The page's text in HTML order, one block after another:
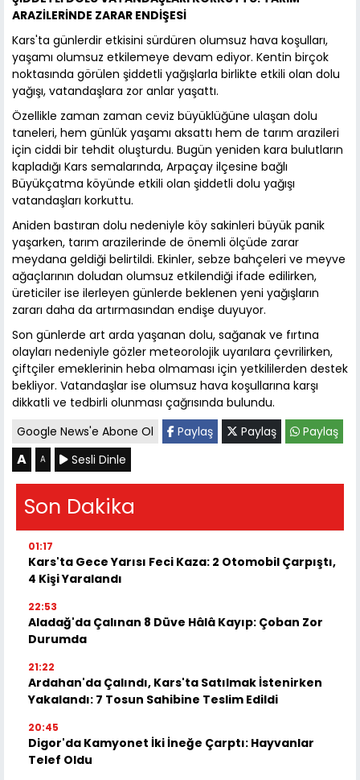
ARAZİLERİNDE ZARAR ENDİŞESİ
Kars'ta günlerdir etkisini sürdüren olumsuz hava koşulları,
yaşamı olumsuz etkilemeye devam ediyor. Kentin birçok
noktasında görülen şiddetli yağışlarla birlikte etkili olan dolu
yağışı, vatandaşlara zor anlar yaşattı.
Özellikle zaman zaman ceviz büyüklüğüne ulaşan dolu
taneleri, hem günlük yaşamı aksattı hem de tarım arazileri
için ciddi bir tehdit oluşturdu. Bugün yeniden kara bulutların
kapladığı Kars semalarında, Arpaçay ilçesine bağlı
Büyükçatma köyünde etkili olan şiddetli dolu yağışı
vatandaşları korkuttu.
Aniden bastıran dolu nedeniyle köy sakinleri büyük panik
yaşarken, tarım arazilerinde de önemli ölçüde zarar
meydana geldiği belirtildi. Ekinler, sebze bahçeleri ve meyve
ağaçlarının doludan olumsuz etkilendiği ifade edilirken,
üreticiler ise ilerleyen günlerde beklenen yeni yağışların
zararı daha da artırmasından endişe duyuyor.
Son günlerde art arda yaşanan dolu, sağanak ve fırtına
olayları nedeniyle gözler meteorolojik uyarılara çevrilirken,
çiftçiler emeklerinin heba olmaması için yetkililerden destek
bekliyor. Vatandaşlar ise olumsuz hava koşullarına karşı
dikkatli ve tedbirli olunması çağrısında bulundu.
Google News'e Abone Ol
Paylaş Paylaş Paylaş
A A Sesli Dinle
Son Dakika
01:17
Kars'ta Gece Yarısı Feci Kaza: 2 Otomobil Çarpıştı,
4 Kişi Yaralandı
22:53
Aladağ'da Çalınan 8 Düve Hâlâ Kayıp: Çoban Zor
Durumda
21:22
Ardahan'da Çalındı, Kars'ta Satılmak İstenirken
Yakalandı: 7 Tosun Sahibine Teslim Edildi
20:45
Digor'da Kamyonet İki İneğe Çarptı: Hayvanlar
Telef Oldu